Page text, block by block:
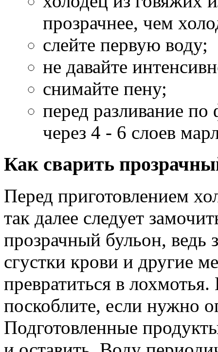
прозрачнее, чем
слейте первую воду;
не давайте
снимайте пену;
перед разливание
через 4 - 6 слоев
Как сварить
Перед приготовлением
так далее следует
прозрачный бульон, ведь
сгустки крови и другие
превратиться в
поскоблите, если нужно
Подготовленные